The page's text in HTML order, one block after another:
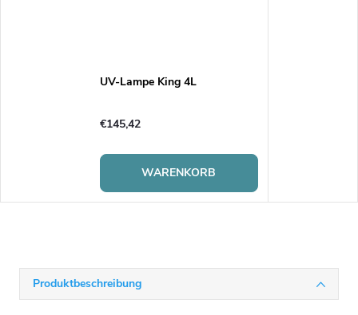
Produktbeschreibung
UV-Lampe King 4L
€145,42
WARENKORB